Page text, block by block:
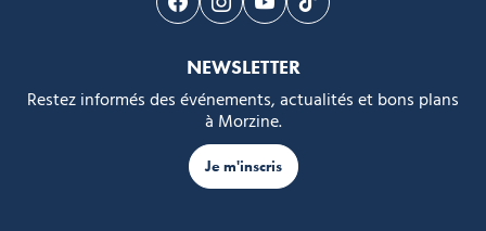
Suivez-nous sur Facebook
Suivez-nous sur Instagram
Suivez-nous sur Youtube
Suivez-nous sur
NEWSLETTER
Restez informés des événements, actualités et bons plans
à Morzine.
Je m'inscris